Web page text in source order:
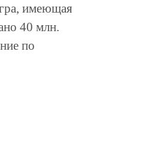
имеющая
40 млн.
по